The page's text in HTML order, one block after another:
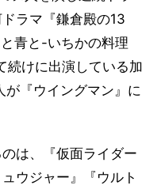
ラマ『鎌倉殿の13
青と-いちかの料理
続けに出演している加
が『ウイングマン』に
は、『仮面ライダー
ウジャー』『ウルト